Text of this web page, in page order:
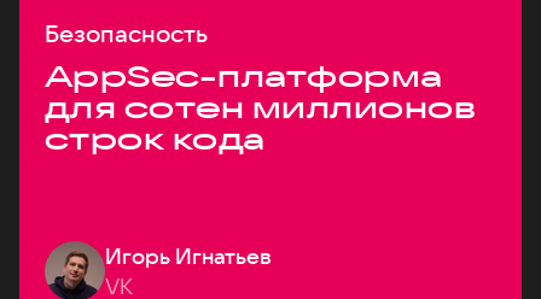
Безопасность
AppSec-платформа
для сотен миллионов
строк кода
Игорь Игнатьев
VK